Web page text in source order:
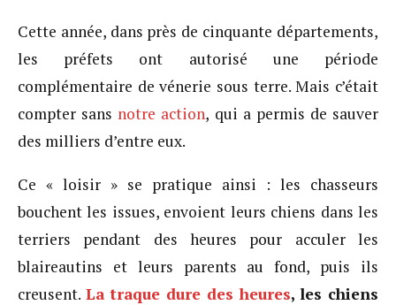
Cette année, dans près de cinquante départements,
les préfets ont autorisé une période
complémentaire de vénerie sous terre. Mais c’était
compter sans notre action, qui a permis de sauver
des milliers d’entre eux.
Ce « loisir » se pratique ainsi : les chasseurs
bouchent les issues, envoient leurs chiens dans les
terriers pendant des heures pour acculer les
blaireautins et leurs parents au fond, puis ils
creusent. La traque dure des heures, les chiens